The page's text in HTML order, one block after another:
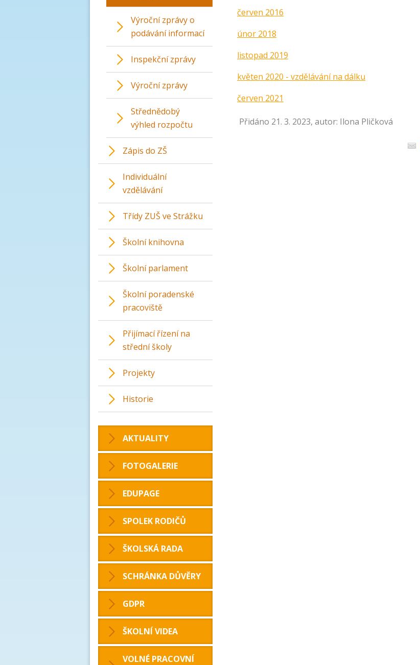
červen 2016
únor 2018
listopad 2019
květen 2020 - vzdělávání na dálku
červen 2021
Přidáno 21. 3. 2023, autor: Ilona Pličková
Výroční zprávy o
podávání informací
Inspekční zprávy
Výroční zprávy
Střednědobý
výhled rozpočtu
Zápis do ZŠ
Individuální
vzdělávání
Třídy ZUŠ ve Strážku
Školní knihovna
Školní parlament
Školní poradenské
pracoviště
Přijímací řízení na
střední školy
Projekty
Historie
AKTUALITY
FOTOGALERIE
EDUPAGE
SPOLEK RODIČŮ
ŠKOLSKÁ RADA
SCHRÁNKA DŮVĚRY
GDPR
ŠKOLNÍ VIDEA
VOLNÉ PRACOVNÍ